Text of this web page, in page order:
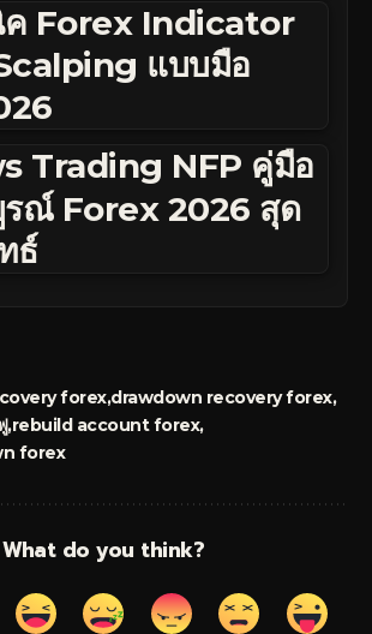
ค Forex Indicator
แบบมือ
Trading NFP คู่มือ
ณ์ Forex 2026 สุด
ธ์
forexdrawdown recovery forex
rebuild account forex
forex
What do you think?